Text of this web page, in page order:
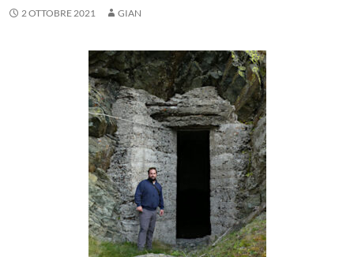
2 OTTOBRE 2021 GIAN